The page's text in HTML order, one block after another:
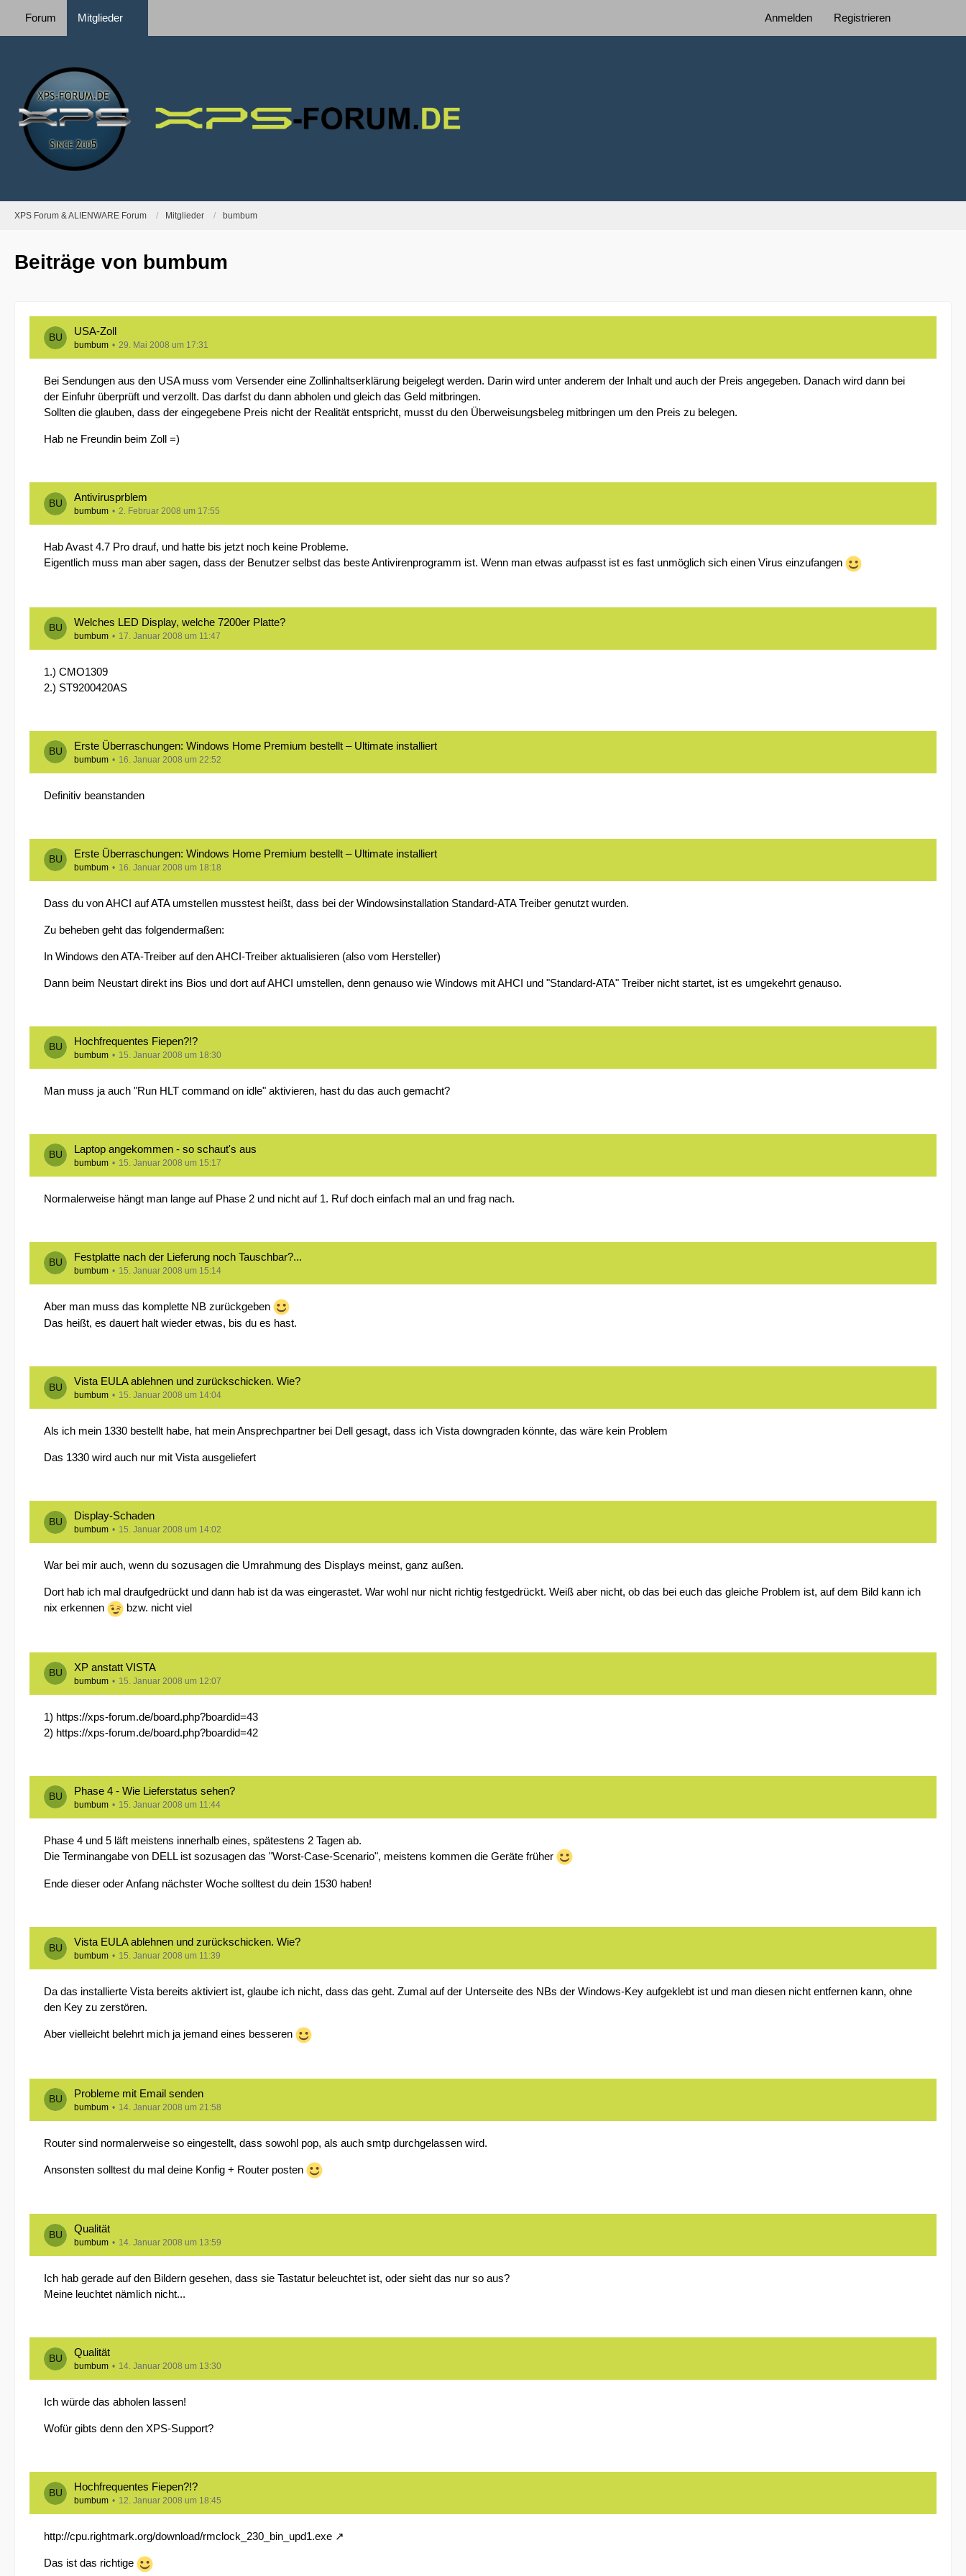
Forum Mitglieder Anmelden Registrieren
XPS Forum & ALIENWARE Forum Mitglieder bumbum
Beiträge von bumbum
USA-Zoll
bumbum 29. Mai 2008 um 17:31
Bei Sendungen aus den USA muss vom Versender eine Zollinhaltserklärung beigelegt werden. Darin wird unter anderem der Inhalt und auch der Preis angegeben. Danach wird dann bei
der Einfuhr überprüft und verzollt. Das darfst du dann abholen und gleich das Geld mitbringen.
Sollten die glauben, dass der eingegebene Preis nicht der Realität entspricht, musst du den Überweisungsbeleg mitbringen um den Preis zu belegen.
Hab ne Freundin beim Zoll =)
Antivirusprblem
bumbum 2. Februar 2008 um 17:55
Hab Avast 4.7 Pro drauf, und hatte bis jetzt noch keine Probleme.
Eigentlich muss man aber sagen, dass der Benutzer selbst das beste Antivirenprogramm ist. Wenn man etwas aufpasst ist es fast unmöglich sich einen Virus einzufangen
Welches LED Display, welche 7200er Platte?
bumbum 17. Januar 2008 um 11:47
1.) CMO1309
2.) ST9200420AS
Erste Überraschungen: Windows Home Premium bestellt – Ultimate installiert
bumbum 16. Januar 2008 um 22:52
Definitiv beanstanden
Erste Überraschungen: Windows Home Premium bestellt – Ultimate installiert
bumbum 16. Januar 2008 um 18:18
Dass du von AHCI auf ATA umstellen musstest heißt, dass bei der Windowsinstallation Standard-ATA Treiber genutzt wurden.
Zu beheben geht das folgendermaßen:
In Windows den ATA-Treiber auf den AHCI-Treiber aktualisieren (also vom Hersteller)
Dann beim Neustart direkt ins Bios und dort auf AHCI umstellen, denn genauso wie Windows mit AHCI und "Standard-ATA" Treiber nicht startet, ist es umgekehrt genauso.
Hochfrequentes Fiepen?!?
bumbum 15. Januar 2008 um 18:30
Man muss ja auch "Run HLT command on idle" aktivieren, hast du das auch gemacht?
Laptop angekommen - so schaut's aus
bumbum 15. Januar 2008 um 15:17
Normalerweise hängt man lange auf Phase 2 und nicht auf 1. Ruf doch einfach mal an und frag nach.
Festplatte nach der Lieferung noch Tauschbar?...
bumbum 15. Januar 2008 um 15:14
Aber man muss das komplette NB zurückgeben
Das heißt, es dauert halt wieder etwas, bis du es hast.
Vista EULA ablehnen und zurückschicken. Wie?
bumbum 15. Januar 2008 um 14:04
Als ich mein 1330 bestellt habe, hat mein Ansprechpartner bei Dell gesagt, dass ich Vista downgraden könnte, das wäre kein Problem
Das 1330 wird auch nur mit Vista ausgeliefert
Display-Schaden
bumbum 15. Januar 2008 um 14:02
War bei mir auch, wenn du sozusagen die Umrahmung des Displays meinst, ganz außen.
Dort hab ich mal draufgedrückt und dann hab ist da was eingerastet. War wohl nur nicht richtig festgedrückt. Weiß aber nicht, ob das bei euch das gleiche Problem ist, auf dem Bild kann ich
nix erkennen
bzw. nicht viel
XP anstatt VISTA
bumbum 15. Januar 2008 um 12:07
1) https://xps-forum.de/board.php?boardid=43
2) https://xps-forum.de/board.php?boardid=42
Phase 4 - Wie Lieferstatus sehen?
bumbum 15. Januar 2008 um 11:44
Phase 4 und 5 läft meistens innerhalb eines, spätestens 2 Tagen ab.
Die Terminangabe von DELL ist sozusagen das "Worst-Case-Scenario", meistens kommen die Geräte früher
Ende dieser oder Anfang nächster Woche solltest du dein 1530 haben!
Vista EULA ablehnen und zurückschicken. Wie?
bumbum 15. Januar 2008 um 11:39
Da das installierte Vista bereits aktiviert ist, glaube ich nicht, dass das geht. Zumal auf der Unterseite des NBs der Windows-Key aufgeklebt ist und man diesen nicht entfernen kann, ohne
den Key zu zerstören.
Aber vielleicht belehrt mich ja jemand eines besseren
Probleme mit Email senden
bumbum 14. Januar 2008 um 21:58
Router sind normalerweise so eingestellt, dass sowohl pop, als auch smtp durchgelassen wird.
Ansonsten solltest du mal deine Konfig + Router posten
Qualität
bumbum 14. Januar 2008 um 13:59
Ich hab gerade auf den Bildern gesehen, dass sie Tastatur beleuchtet ist, oder sieht das nur so aus?
Meine leuchtet nämlich nicht...
Qualität
bumbum 14. Januar 2008 um 13:30
Ich würde das abholen lassen!
Wofür gibts denn den XPS-Support?
Hochfrequentes Fiepen?!?
bumbum 12. Januar 2008 um 18:45
http://cpu.rightmark.org/download/rmclock_230_bin_upd1.exe
Das ist das richtige